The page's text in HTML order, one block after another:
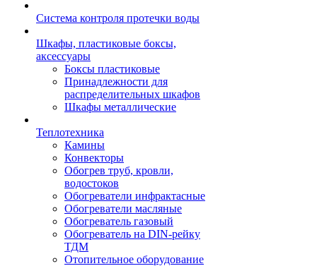
Система контроля протечки воды
Шкафы, пластиковые боксы,
аксессуары
Боксы пластиковые
Принадлежности для
распределительных шкафов
Шкафы металлические
Теплотехника
Камины
Конвекторы
Обогрев труб, кровли,
водостоков
Обогреватели инфрактасные
Обогреватели масляные
Обогреватель газовый
Обогреватель на DIN-рейку
ТДМ
Отопительное оборудование